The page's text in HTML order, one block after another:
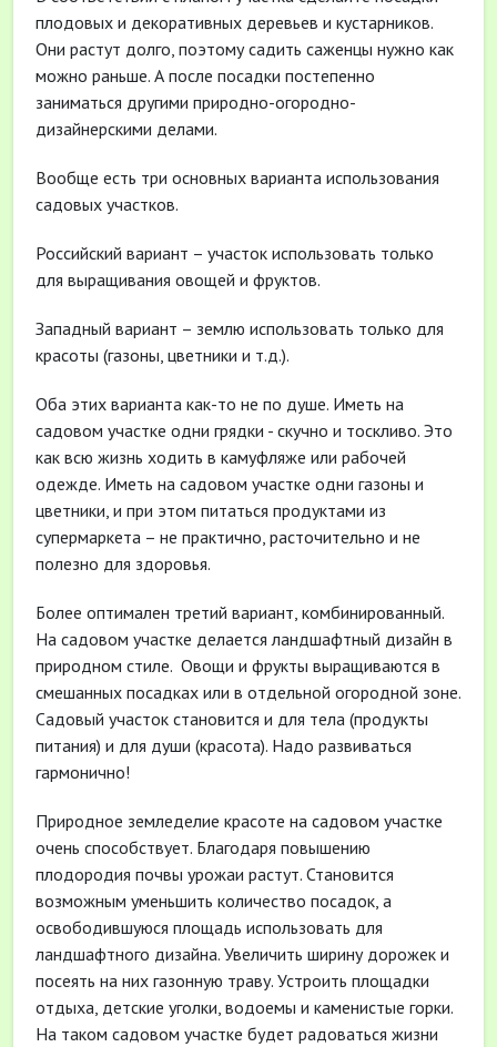
плодовых и декоративных деревьев и кустарников.
Они растут долго, поэтому садить саженцы нужно как
можно раньше. А после посадки постепенно
заниматься другими природно-огородно-
дизайнерскими делами.
Вообще есть три основных варианта использования
садовых участков.
Российский вариант – участок использовать только
для выращивания овощей и фруктов.
Западный вариант – землю использовать только для
красоты (газоны, цветники и т.д.).
Оба этих варианта как-то не по душе. Иметь на
садовом участке одни грядки - скучно и тоскливо. Это
как всю жизнь ходить в камуфляже или рабочей
одежде. Иметь на садовом участке одни газоны и
цветники, и при этом питаться продуктами из
супермаркета – не практично, расточительно и не
полезно для здоровья.
Более оптимален третий вариант, комбинированный.
На садовом участке делается ландшафтный дизайн в
природном стиле. Овощи и фрукты выращиваются в
смешанных посадках или в отдельной огородной зоне.
Садовый участок становится и для тела (продукты
питания) и для души (красота). Надо развиваться
гармонично!
Природное земледелие красоте на садовом участке
очень способствует. Благодаря повышению
плодородия почвы урожаи растут. Становится
возможным уменьшить количество посадок, а
освободившуюся площадь использовать для
ландшафтного дизайна. Увеличить ширину дорожек и
посеять на них газонную траву. Устроить площадки
отдыха, детские уголки, водоемы и каменистые горки.
На таком садовом участке будет радоваться жизни